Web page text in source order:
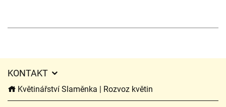
KONTAKT
Květinářství Slaměnka | Rozvoz květin